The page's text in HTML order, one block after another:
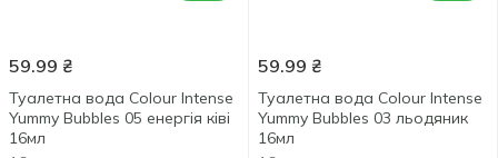
59.99 ₴
Туалетна вода Colour Intense
Yummy Bubbles 05 енергія ківі
16мл
59.99 ₴
Туалетна вода Colour Intense
Yummy Bubbles 03 льодяник
16мл